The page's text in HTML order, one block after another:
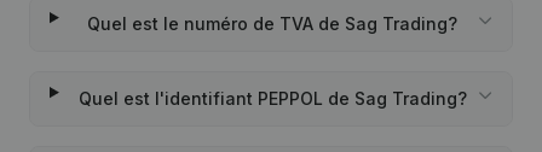
Quel est le numéro de TVA de Sag Trading?
Quel est l'identifiant PEPPOL de Sag Trading?